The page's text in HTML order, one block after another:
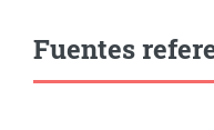
Fuentes